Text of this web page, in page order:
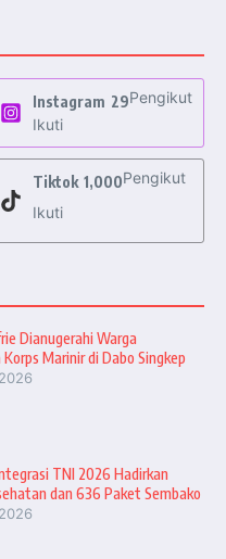
Instagram 29Pengikut
Ikuti
Tiktok 1,000Pengikut
Ikuti
Dianugerahi Warga
Marinir di Dabo Singkep
TNI 2026 Hadirkan
dan 636 Paket Sembako